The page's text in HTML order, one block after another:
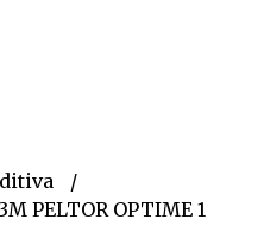
PELTOR OPTIME 1